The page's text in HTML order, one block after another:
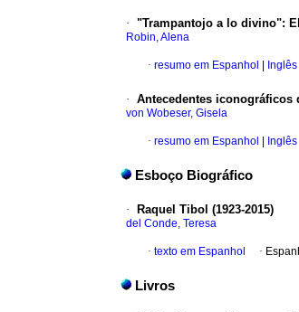
· "Trampantojo a lo divino":
Robin, Alena
· resumo em Espanhol Inglês
· Antecedentes iconográficos
von Wobeser, Gisela
· resumo em Espanhol Inglês
Esboço Biográfico
· Raquel Tibol (1923-2015)
del Conde, Teresa
· texto em Espanhol ·
Livros